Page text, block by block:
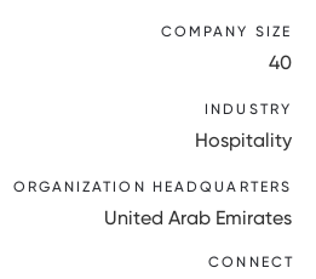
COMPANY SIZE
40
INDUSTRY
Hospitality
ORGANIZATION HEADQUARTERS
United Arab Emirates
CONNECT